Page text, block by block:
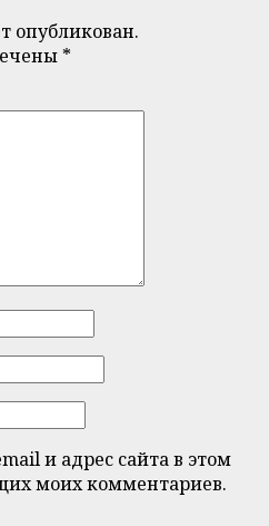
опубликован.
*
и адрес сайта в этом
моих комментариев.